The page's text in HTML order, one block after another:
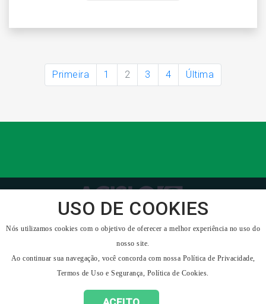
Primeira 1 2 3 4 Última
USO DE COOKIES
Nós utilizamos cookies com o objetivo de oferecer a melhor experiência no uso do
nosso site.
Ao continuar sua navegação, você concorda com nossa Política de Privacidade,
Termos de Uso e Segurança, Política de Cookies.
ACISLO - Associação Empresarial de São Lourenço do
Oeste